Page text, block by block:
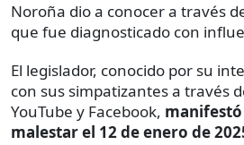
Noroña dio a conocer a través
que fue diagnosticado con
El legislador, conocido por su
con sus simpatizantes a través
YouTube y Facebook,
malestar el 12 de enero de